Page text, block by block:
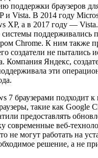
поддержки браузеров
и Vista. В 2014 году
XP, а в 2017 году —
поддерживались
Chrome. К ним также
создатели не пытались
Компания Яндекс,
эти
7 браузерами подходит к
такие как Google
предоставлять
современные веб-
не могут работать на
решение, а не